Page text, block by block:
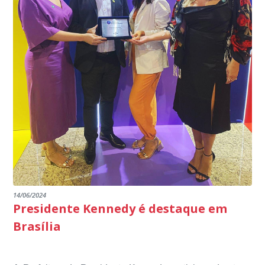
14/06/2024
Presidente Kennedy é destaque em
Brasília